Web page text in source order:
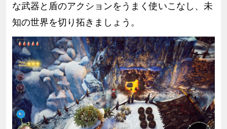
な武器と盾のアクションをうまく使いこなし、未
知の世界を切り拓きましょう。